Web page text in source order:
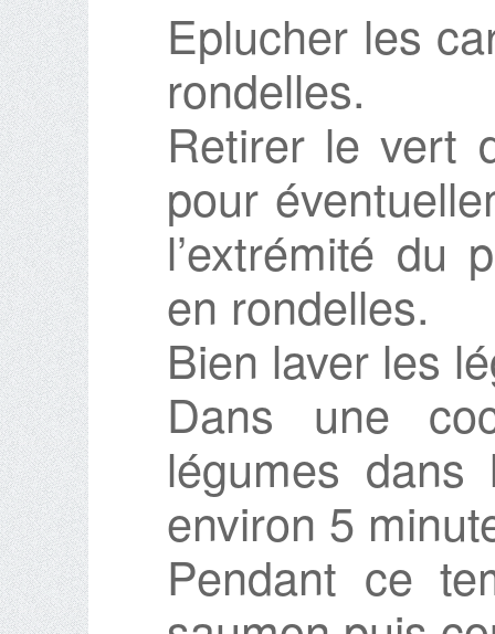
Eplucher les
rondelles.
Retirer le vert
pour
l’extrémité du
en rondelles.
Bien laver les
Dans une
légumes dans
environ 5
Pendant ce